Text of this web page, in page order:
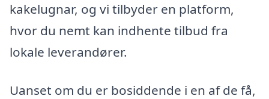
kakelugnar, og vi tilbyder en platform,
hvor du nemt kan indhente tilbud fra
lokale leverandører.
Uanset om du er bosiddende i en af de få,